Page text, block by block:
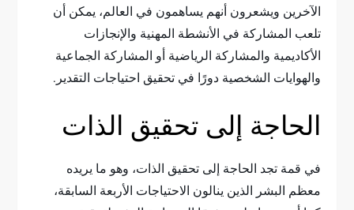
الآخرين ويشعرون أنهم يساهمون في العالم، يمكن أن
تلعب المشاركة في الأنشطة المهنية والإنجازات
الأكاديمية والمشاركة الرياضية أو المشاركة الجماعية
والهوايات الشخصية دورًا في تحقيق احتياجات التقدير.
الحاجة إلى تحقيق الذات
في قمة تجد الحاجة إلى تحقيق الذات، وهو ما يريده
معظم البشر الذين ينالون الاحتياجات الأربعة السابقة،